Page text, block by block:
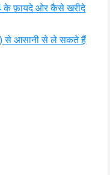
के फ़ायदे ओर कैसे खरीदे
से आसानी से ले सकते हैं